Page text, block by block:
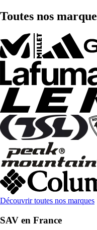
Toutes nos
Découvrir toutes nos marques
SAV en France